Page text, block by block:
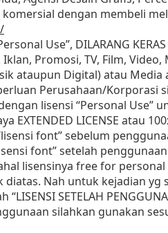
dengan membeli
Use”, DILARANG
Promosi, TV, Film,
ataupun Digital) atau
Perusahaan/Korporasi
lisensi “Personal Use”
EXTENDED LICENSE atau
font” sebelum
font” setelah
lisensinya free for
Nah untuk kejadian yg
SETELAH
silahkan gunakan